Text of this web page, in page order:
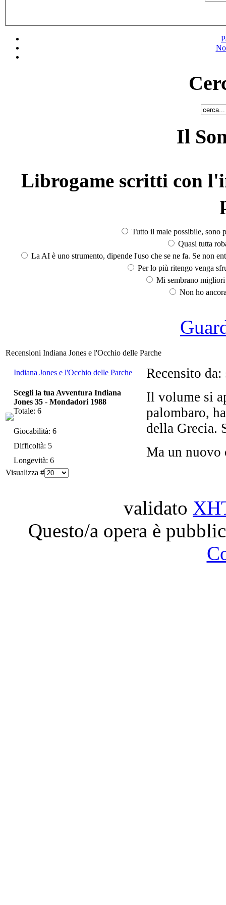
Il
Librogame scritti con
Tutto il male possibile, sono
Quasi tutta
La AI è uno strumento, dipende l'uso che se ne fa. Se non
Per lo più ritengo venga
Mi sembrano
Non ho
Recensioni Indiana Jones e l'Occhio delle Parche
Indiana Jones e l'Occhio delle Parche Recensito da:
Il volume si
palombaro,
della Grecia.
Ma un
Scegli la tua Avventura Indiana
Jones 35 - Mondadori 1988
Totale: 6
Giocabilità: 6
Difficoltà: 5
Longevità: 6
Visualizza #
validato
Questo/a opera è